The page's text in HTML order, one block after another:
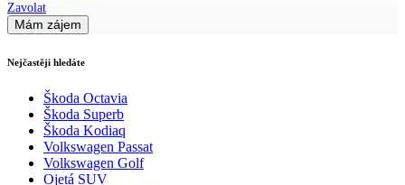
Zavolat
Mám zájem
Nejčastěji hledáte
Škoda Octavia
Škoda Superb
Škoda Kodiaq
Volkswagen Passat
Volkswagen Golf
Ojetá SUV